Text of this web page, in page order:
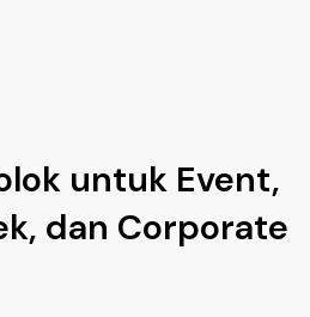
untuk Event,
dan Corporate